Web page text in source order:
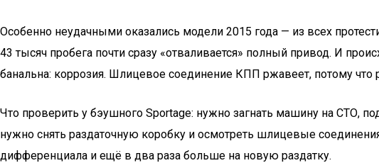
Особенно неудачными оказались модели 2015 года — из всех
43 тысяч пробега почти сразу «отваливается» полный привод. И
банальна: коррозия. Шлицевое соединение КПП ржавеет, потому что
Что проверить у бэушного Sportage: нужно загнать машину на СТО,
нужно снять раздаточную коробку и осмотреть шлицевые
дифференциала и ещё в два раза больше на новую раздатку.